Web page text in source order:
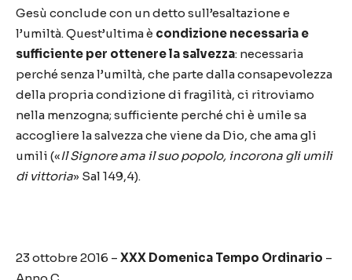
Gesù conclude con un detto sull’esaltazione e
l’umiltà. Quest’ultima è condizione necessaria e
sufficiente per ottenere la salvezza: necessaria
perché senza l’umiltà, che parte dalla consapevolezza
della propria condizione di fragilità, ci ritroviamo
nella menzogna; sufficiente perché chi è umile sa
accogliere la salvezza che viene da Dio, che ama gli
umili («Il Signore ama il suo popolo, incorona gli umili
di vittoria» Sal 149,4).
23 ottobre 2016 – XXX Domenica Tempo Ordinario –